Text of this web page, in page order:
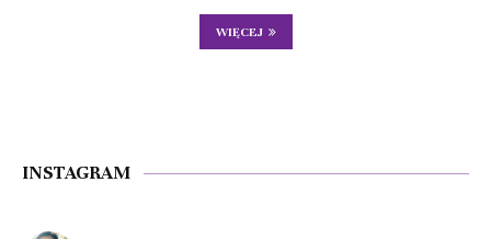
WIĘCEJ
INSTAGRAM